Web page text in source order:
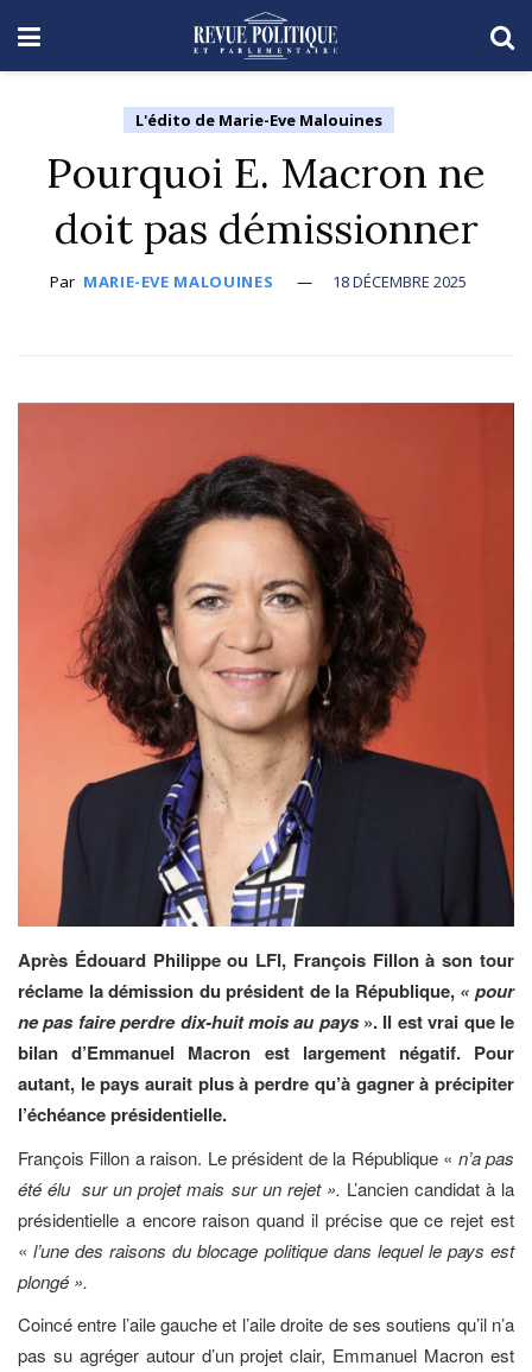
L'édito de Marie-Eve Malouines
Pourquoi E. Macron ne
doit pas démissionner
Par MARIE-EVE MALOUINES 18 DÉCEMBRE 2025
Après Édouard Philippe ou LFI, François Fillon à son tour
réclame la démission du président de la République, « pour
ne pas faire perdre dix-huit mois au pays». Il est vrai que le
bilan d’Emmanuel Macron est largement négatif. Pour
autant, le pays aurait plus à perdre qu’à gagner à précipiter
l’échéance présidentielle.
François Fillon a raison. Le président de la République « n’a pas
été élu sur un projet mais sur un rejet ». L’ancien candidat à la
présidentielle a encore raison quand il précise que ce rejet est
«l’une des raisons du blocage politique dans lequel le pays est
plongé ».
Coincé entre l’aile gauche et l’aile droite de ses soutiens qu’il n’a
pas su agréger autour d’un projet clair, Emmanuel Macron est